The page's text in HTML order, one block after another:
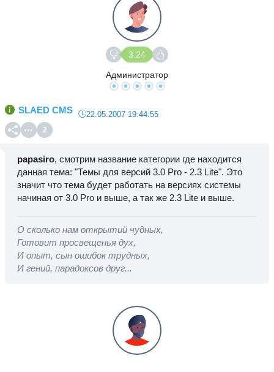
3.24
Администратор
SLAED CMS 22.05.2007 19:44:55
2
papasiro, смотрим название категории где находится
данная тема: "Темы для версий 3.0 Pro - 2.3 Lite". Это
значит что тема будет работать на версиях системы
начиная от 3.0 Pro и выше, а так же 2.3 Lite и выше.
О сколько нам открытий чудных,
Готовит просвещенья дух,
И опыт, сын ошибок трудных,
И гений, парадоксов друг...